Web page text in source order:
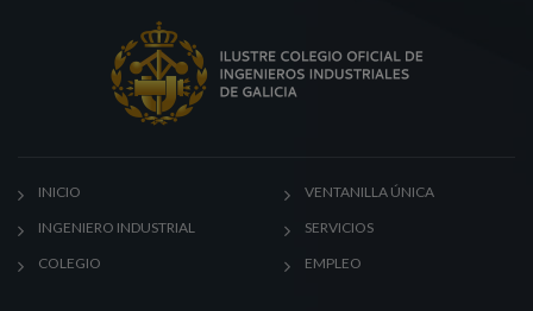
INICIO
INGENIERO INDUSTRIAL
COLEGIO
VENTANILLA ÚNICA
SERVICIOS
EMPLEO